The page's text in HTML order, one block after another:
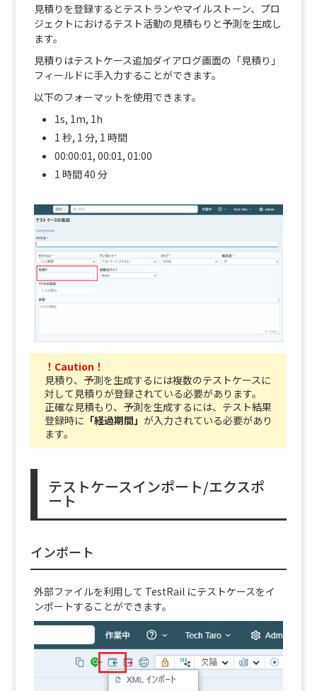
見積りを登録するとテストランやマイルストーン、プロ
ジェクトにおけるテスト活動の見積もりと予測を生成し
ます。
見積りはテストケース追加ダイアログ画面の「見積り」
フィールドに手入力することができます。
以下のフォーマットを使用できます。
1s, 1m, 1h
1 秒, 1 分, 1 時間
00:00:01, 00:01, 01:00
1 時間 40 分
！Caution！
見積り、予測を生成するには複数のテストケースに
対して見積りが登録されている必要があります。
正確な見積もり、予測を生成するには、テスト結果
登録時に 「経過期間」 が入力されている必要があり
ます。
テストケースインポート/エクスポ
ート
インポート
外部ファイルを利用して TestRail にテストケースをイ
ンポートすることができます。